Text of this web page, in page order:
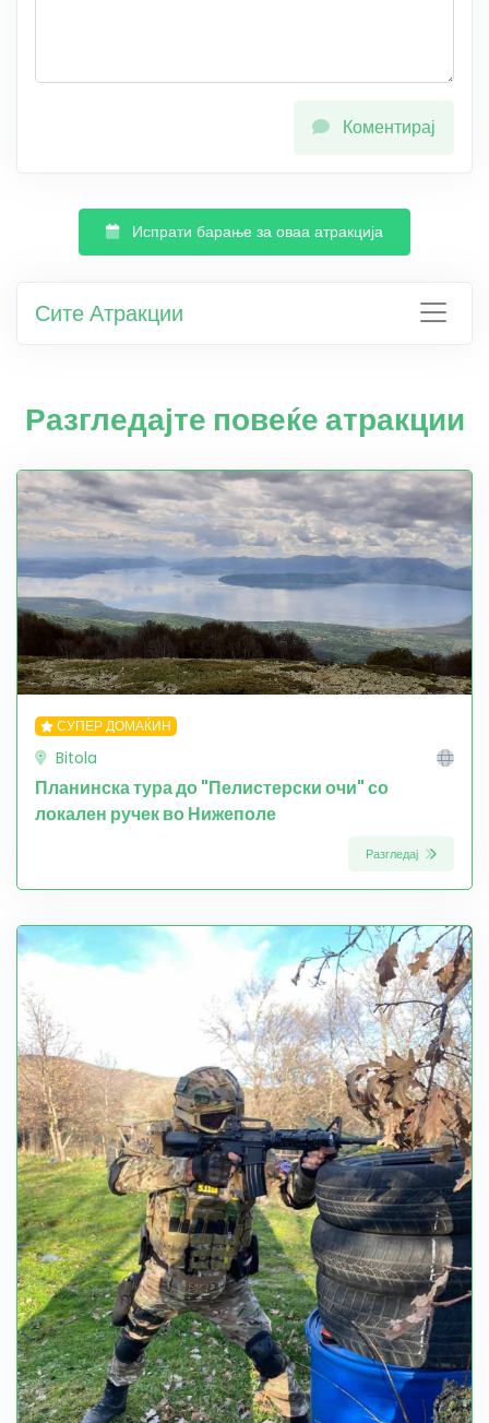
Коментирај
Испрати барање за оваа атракција
Сите Атракции
Разгледајте повеќе атракции
СУПЕР ДОМАЌИН
Bitola
Планинска тура до "Пелистерски очи" со
локален ручек во Нижеполе
Разгледај